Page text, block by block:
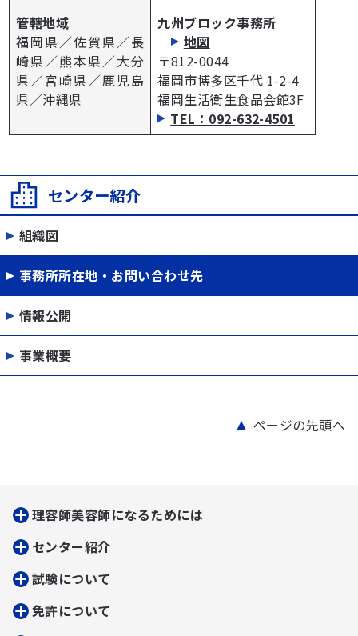
管轄地域
福岡県／佐賀県／長
崎県／熊本県／大分
県／宮崎県／鹿児島
県／沖縄県
九州ブロック事務所
地図
〒812-0044
福岡市博多区千代 1-2-4
福岡生活衛生食品会館3F
TEL：092-632-4501
センター紹介
組織図
事務所所在地・お問い合わせ先
情報公開
事業概要
ページの先頭へ
理容師美容師になるためには
センター紹介
試験について
免許について